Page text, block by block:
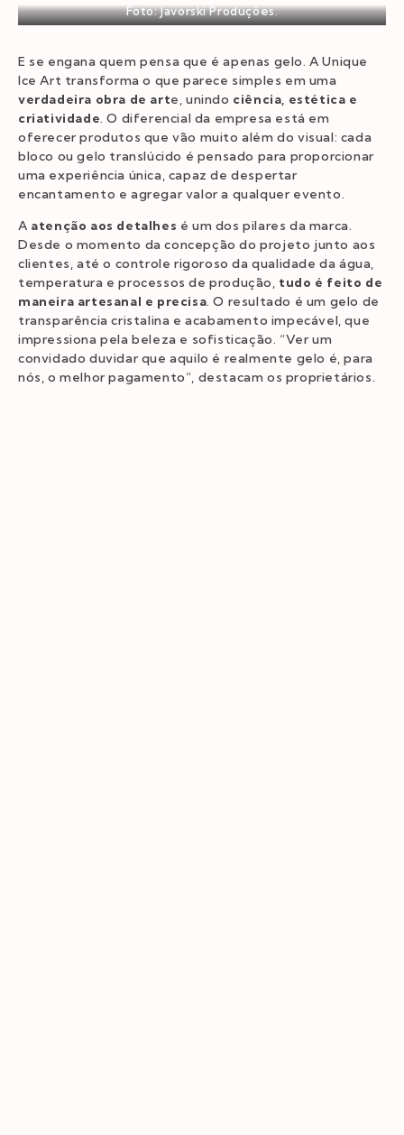
Foto: Javorski Produções.
E se engana quem pensa que é apenas gelo. A Unique
Ice Art transforma o que parece simples em uma
verdadeira obra de arte, unindo ciência, estética e
criatividade. O diferencial da empresa está em
oferecer produtos que vão muito além do visual: cada
bloco ou gelo translúcido é pensado para proporcionar
uma experiência única, capaz de despertar
encantamento e agregar valor a qualquer evento.
A atenção aos detalhes é um dos pilares da marca.
Desde o momento da concepção do projeto junto aos
clientes, até o controle rigoroso da qualidade da água,
temperatura e processos de produção, tudo é feito de
maneira artesanal e precisa. O resultado é um gelo de
transparência cristalina e acabamento impecável, que
impressiona pela beleza e sofisticação. “Ver um
convidado duvidar que aquilo é realmente gelo é, para
nós, o melhor pagamento”, destacam os proprietários.